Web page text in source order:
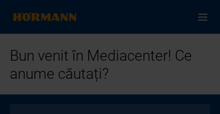
Bun venit în Mediacenter! Ce
anume căutați?